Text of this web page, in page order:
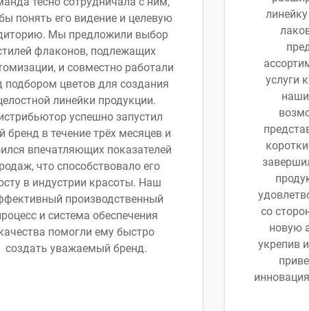
понять его видение и целевую
Мы предложили выбор
флаконов, подлежащих
и совместно работали
подбором цветов для создания
линейки продукции.
успешно запустил
бренд в течение трёх месяцев и
впечатляющих показателей
что способствовало его
в индустрии красоты. Наш
производственный
и система обеспечения
помогли ему быстро
создать уважаемый бренд.
услуги
со
новую
укрепив